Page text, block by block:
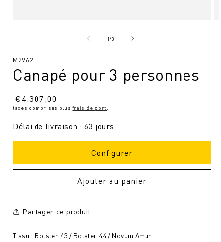
modal
1/de
3
SKU
:
M2962
Canapé pour 3 personnes
Prix
normal
€4.307,00
taxes comprises plusfrais de port
Délai de livraison : 63 jours
Configurer
Ajouter au panier
Partager ce produit
Tissu : Bolster 43 / Bolster 44 / Novum Amur